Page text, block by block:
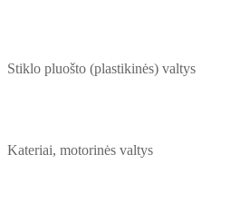
Stiklo pluošto (plastikinės) valtys
Kateriai, motorinės valtys